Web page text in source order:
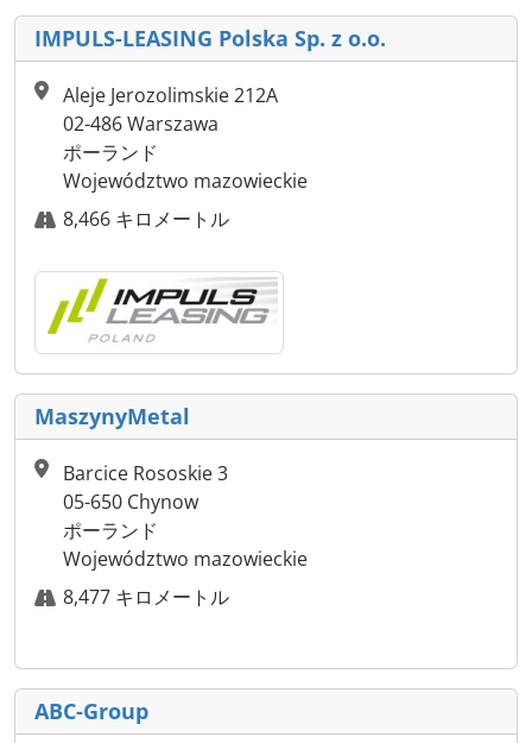
IMPULS-LEASING Polska Sp. z o.o.
Aleje Jerozolimskie 212A
02-486 Warszawa
ポーランド
Województwo mazowieckie
8,466 キロメートル
MaszynyMetal
Barcice Rososkie 3
05-650 Chynow
ポーランド
Województwo mazowieckie
8,477 キロメートル
ABC-Group